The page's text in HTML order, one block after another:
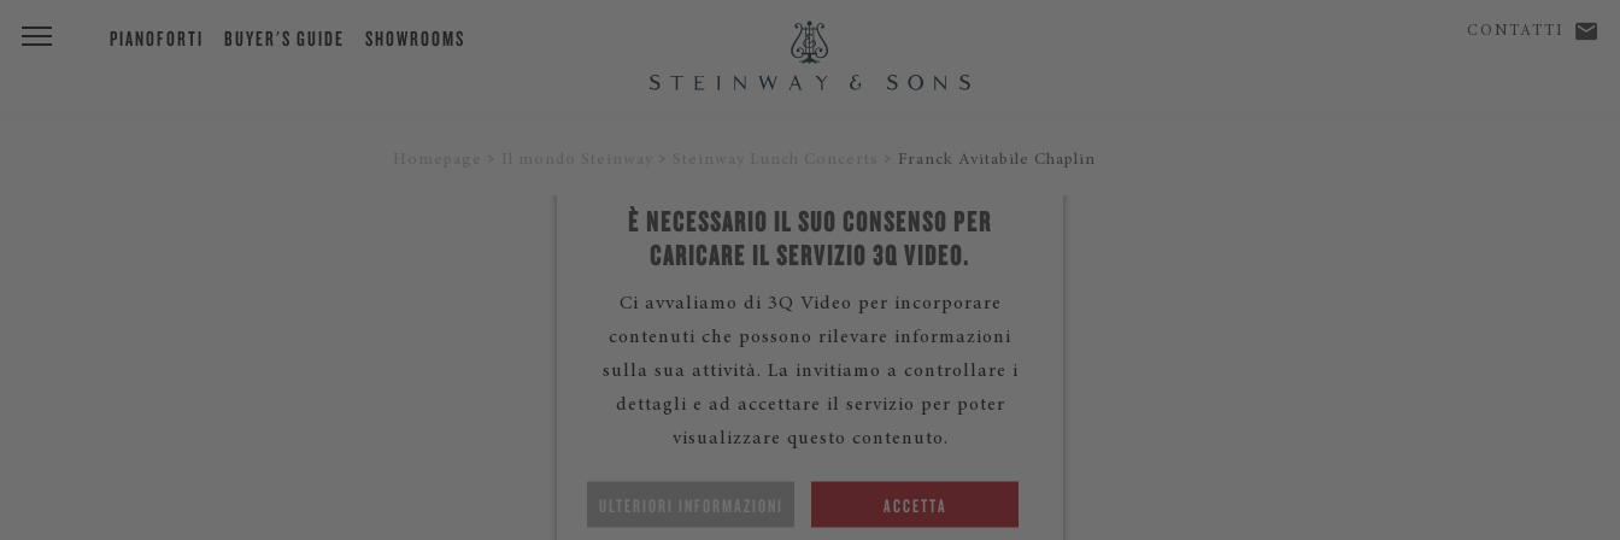
PIANOFORTI BUYER'S GUIDE SHOWROOMS CONTATTI
Franck Avitabile Chaplin
È NECESSARIO IL SUO CONSENSO PER
CARICARE IL SERVIZIO 3Q VIDEO.
Ci avvaliamo di 3Q Video per incorporare
contenuti che possono rilevare informazioni
sulla sua attività. La invitiamo a controllare i
dettagli e ad accettare il servizio per poter
visualizzare questo contenuto.
ULTERIORI INFORMAZIONI ACCETTA